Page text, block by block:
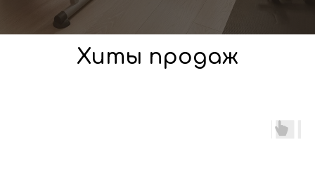
Хиты продаж